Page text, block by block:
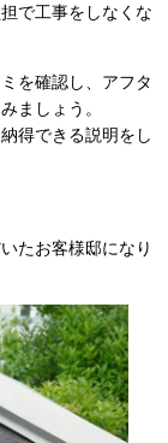
で工事をしなくな
を確認し、アフタ
ましょう。
得できる説明をし
たお客様邸になり